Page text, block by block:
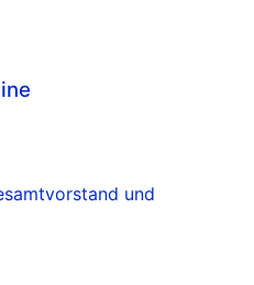
und